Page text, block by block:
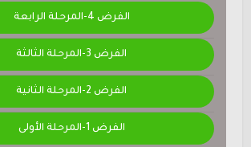
الفرض 4-المرحلة الرابعة
الفرض 3-المرحلة الثالثة
الفرض 2-المرحلة الثانية
الفرض 1-المرحلة الأولى